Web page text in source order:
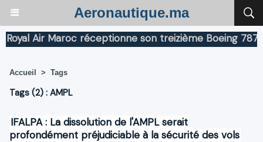
Aeronautique.ma
Air Maroc réceptionne son treizième Boeing 787
Accueil > Tags
Tags (2) : AMPL
IFALPA : La dissolution de l'AMPL serait
profondément préjudiciable à la sécurité des vols